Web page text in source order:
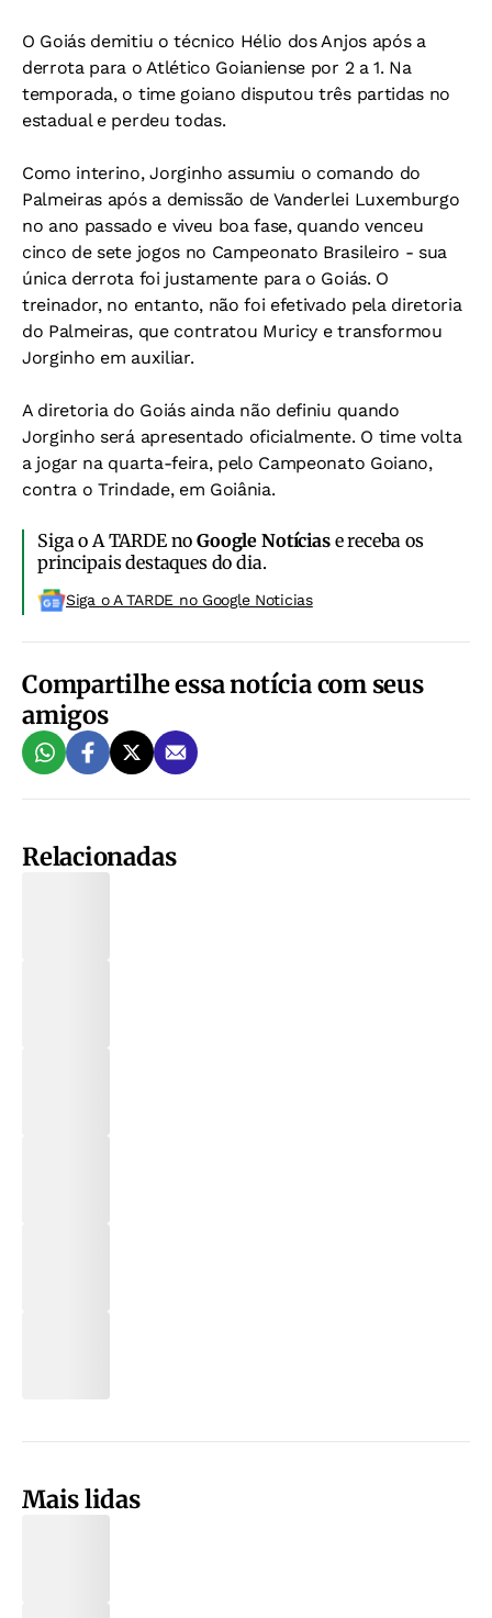
O Goiás demitiu o técnico Hélio dos Anjos após a
derrota para o Atlético Goianiense por 2 a 1. Na
temporada, o time goiano disputou três partidas no
estadual e perdeu todas.
Como interino, Jorginho assumiu o comando do
Palmeiras após a demissão de Vanderlei Luxemburgo
no ano passado e viveu boa fase, quando venceu
cinco de sete jogos no Campeonato Brasileiro - sua
única derrota foi justamente para o Goiás. O
treinador, no entanto, não foi efetivado pela diretoria
do Palmeiras, que contratou Muricy e transformou
Jorginho em auxiliar.
A diretoria do Goiás ainda não definiu quando
Jorginho será apresentado oficialmente. O time volta
a jogar na quarta-feira, pelo Campeonato Goiano,
contra o Trindade, em Goiânia.
Siga o A TARDE noGoogle Notíciase receba os
principais destaques do dia.
Siga o A TARDE no Google Noticias
Compartilhe essa notícia com seus
amigos
Relacionadas
Mais lidas